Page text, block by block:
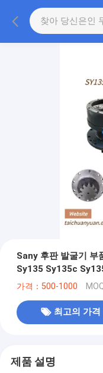
Sany 후판 발굴기 부
Sy135 Sy135c
가격：500-1000
최고의 가격
제품 설명